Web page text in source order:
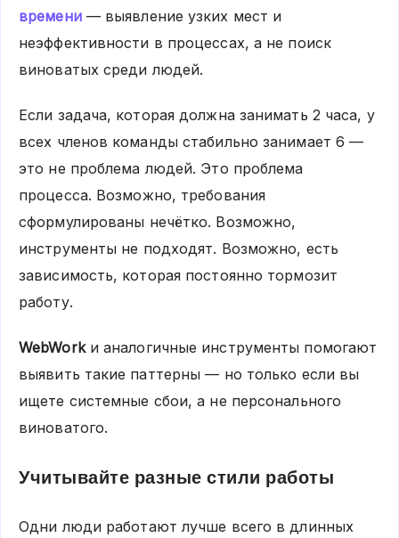
времени— выявление узких мест и
неэффективности в процессах, а не поиск
виноватых среди людей.
Если задача, которая должна занимать 2 часа, у
всех членов команды стабильно занимает 6 —
это не проблема людей. Это проблема
процесса. Возможно, требования
сформулированы нечётко. Возможно,
инструменты не подходят. Возможно, есть
зависимость, которая постоянно тормозит
работу.
WebWorkи аналогичные инструменты помогают
выявить такие паттерны — но только если вы
ищете системные сбои, а не персонального
виноватого.
Учитывайте разные стили работы
Одни люди работают лучше всего в длинных